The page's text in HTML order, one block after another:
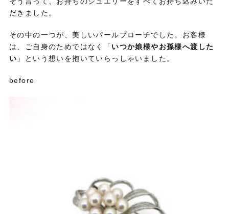
だきました。
その中の一つが、美しいパールブローチでした。お客様
は、ご自身のためではなく「 いつか娘様やお孫様へ渡した
い 」という想いを抱いていらっしゃいました。
before